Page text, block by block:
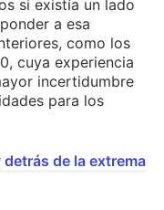
si existía un lado
a esa
como los
cuya experiencia
incertidumbre
para los
de la extrema